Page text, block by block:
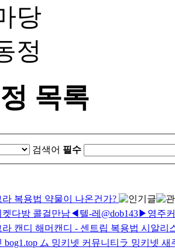
당
정
목록
검색어 필수
라 복용법 약물이 나온건가?
켓다방 콜걸만남◀텔-레@dob143▶영주
라 캔디 해머캔디 - 센트립 복용법 시알리
bog1.top ム 밍키넷 커뮤니티ラ 밍키넷